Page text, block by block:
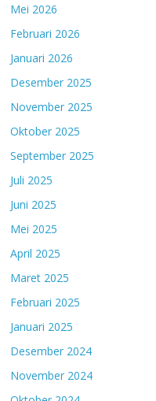
Mei 2026
Februari 2026
Januari 2026
Desember 2025
November 2025
Oktober 2025
September 2025
Juli 2025
Juni 2025
Mei 2025
April 2025
Maret 2025
Februari 2025
Januari 2025
Desember 2024
November 2024